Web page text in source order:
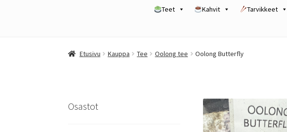
Teet Kahvit Tarvikkeet
Yrityksille
Etusivu Kauppa Tee Oolong tee Oolong Butterfly
Osastot